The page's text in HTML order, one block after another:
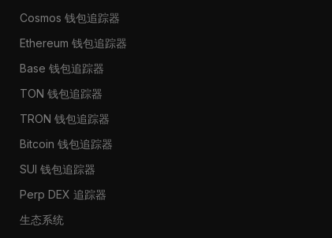
Cosmos 钱包追踪器
Ethereum 钱包追踪器
Base 钱包追踪器
TON 钱包追踪器
TRON 钱包追踪器
Bitcoin 钱包追踪器
SUI 钱包追踪器
Perp DEX 追踪器
生态系统